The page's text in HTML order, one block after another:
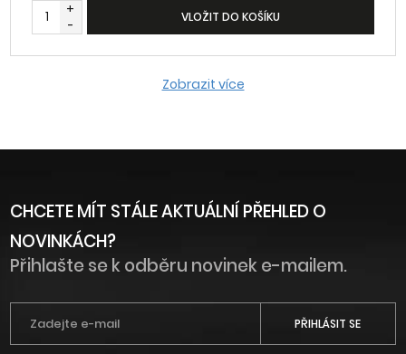
+
-
VLOŽIT DO KOŠÍKU
Zobrazit více
CHCETE MÍT STÁLE AKTUÁLNÍ PŘEHLED O
NOVINKÁCH?
Přihlašte se k odběru novinek e-mailem.
PŘIHLÁSIT SE